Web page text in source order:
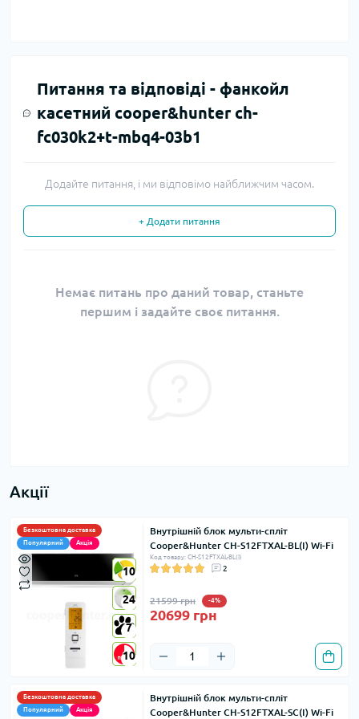
Питання та відповіді - фанкойл
касетний cooper&hunter ch-
fc030k2+t-mbq4-03b1
Додайте питання, і ми відповімо найближчим часом.
+ Додати питання
Немає питань про даний товар, станьте
першим і задайте своє питання.
Акції
Безкоштовна доставка
Популярний
Акція
10
24
7
10
10
24
7
10
Внутрішній блок мульти-спліт
Cooper&Hunter CH-S12FTXAL-BL(I) Wi-Fi
Код товару: CH-S12FTXAL-BL(I)
2
21599 грн -4%
20699 грн
Безкоштовна доставка
Популярний
Акція
Внутрішній блок мульти-спліт
Cooper&Hunter CH-S12FTXAL-SC(I) Wi-Fi